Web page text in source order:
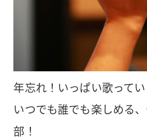
年忘れ！いっぱい歌って
いつでも誰でも楽しめる
部！